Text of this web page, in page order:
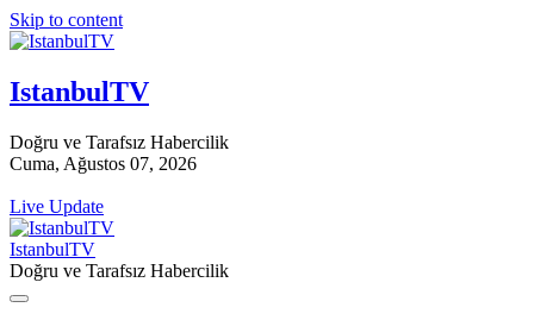
Skip to content
IstanbulTV
Doğru ve Tarafsız Habercilik
Cuma, Ağustos 07, 2026
Live Update
IstanbulTV
Doğru ve Tarafsız Habercilik